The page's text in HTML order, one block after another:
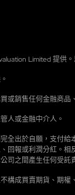
Limited 提供
或銷售任何金融商品
人或金融中介人。
全出於自願，支付
回報或利潤分紅。
司之間產生任何受
構成買賣期貨、期